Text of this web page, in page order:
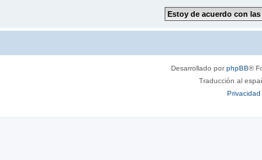
Desarrollado porphpBB®
Traducción al
Privacidad